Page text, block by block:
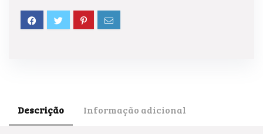
Descrição Informação adicional